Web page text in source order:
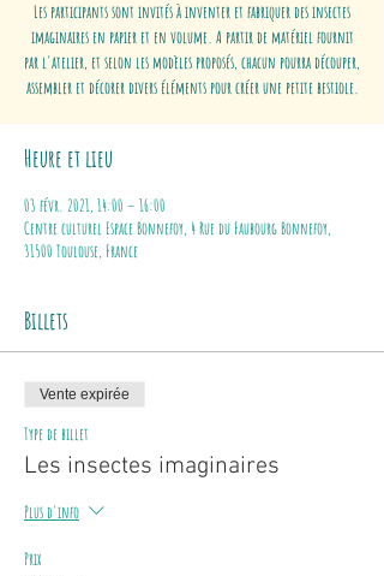
Les participants sont invités à inventer et fabriquer des insectes
imaginaires en papier et en volume. A partir de matériel fournit
par l'atelier, et selon les modèles proposés, chacun pourra découper,
assembler et décorer divers éléments pour créer une petite bestiole.
Heure et lieu
03 févr. 2021, 14:00 – 16:00
Centre culturel Espace Bonnefoy, 4 Rue du Faubourg Bonnefoy,
31500 Toulouse, France
Billets
Vente expirée
Type de billet
Les insectes imaginaires
Plus d'info
Prix